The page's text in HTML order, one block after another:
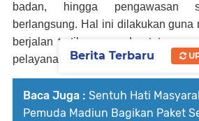
badan, hingga pengawasan
berlangsung. Hal ini dilakukan guna
berjalan tertib, aman, dan tetap
pelayanan yang ramah serta
Baca Juga : Sentuh Hati
Pemuda Madiun Bagikan Paket
Berita Terbaru